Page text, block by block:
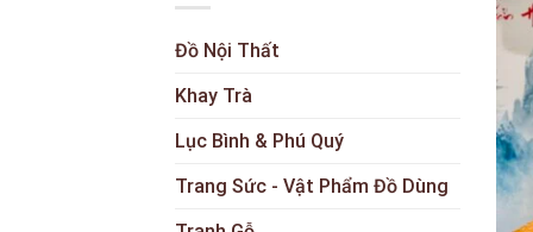
Đồ Nội Thất
Khay Trà
Lục Bình & Phú Quý
Trang Sức - Vật Phẩm Đồ Dùng